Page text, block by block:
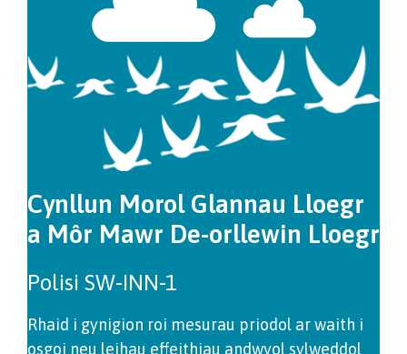
Cynllun Morol Glannau Lloegr
a Môr Mawr De-orllewin Lloegr
Polisi SW-INN-1
Rhaid i gynigion roi mesurau priodol ar waith i
osgoi neu leihau effeithiau andwyol sylweddol